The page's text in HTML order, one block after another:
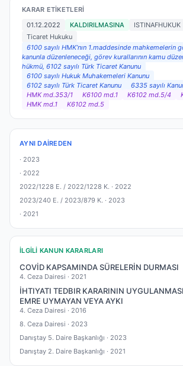
KARAR ETIKETLERI
01.12.2022
KALDIRILMASINA ISTINAFHUKUK
Ticaret Hukuku
6100 sayılı HMK’nın 1.maddesinde mahkemelerin
kanunla düzenleneceği, görev kurallarının kamu
hükmü, 6102 sayılı Türk Ticaret Kanunu
6100 sayılı Hukuk Muhakemeleri Kanunu
6102 sayılı Türk Ticaret Kanunu
6335 sayılı
HMK md.353/1
K6100 md.1 K6102 md.5/4
HMK md.1
K6102 md.5
AYNI DAIREDEN
· 2023
· 2022
2022/1228 E. / 2022/1228 K. · 2022
2023/240 E. / 2023/879 K. · 2023
· 2021
İLGILI KANUN KARARLARI
COVİD KAPSAMINDA SÜRELERİN DURMASI
4. Ceza Dairesi · 2021
İHTIYATI TEDBIR KARARININ
EMRE UYMAYAN VEYA AYKI
4. Ceza Dairesi · 2016
8. Ceza Dairesi · 2023
Danıştay 5. Daire Başkanlığı · 2023
Danıştay 2. Daire Başkanlığı · 2021